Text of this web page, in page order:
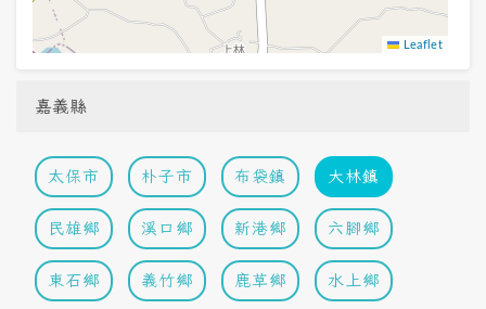
Leaflet
嘉義縣
太保市 朴子市 布袋鎮 大林鎮
民雄鄉 溪口鄉 新港鄉 六腳鄉
東石鄉 義竹鄉 鹿草鄉 水上鄉